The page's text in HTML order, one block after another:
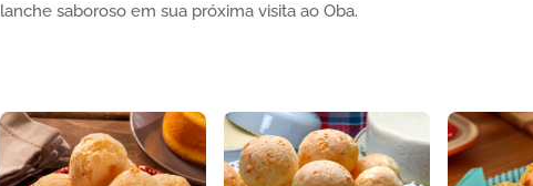
lanche saboroso em sua próxima visita ao Oba.